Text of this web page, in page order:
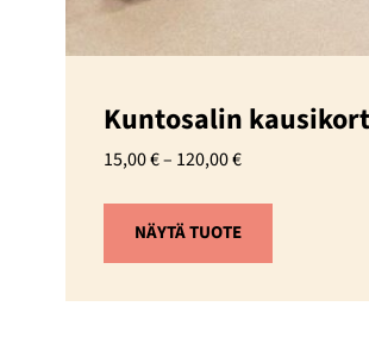
Kuntosalin
15,00€– 120,00€Hintaluokka:
NÄYTÄ TUOTE